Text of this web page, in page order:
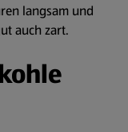
langsam und
auch zart.